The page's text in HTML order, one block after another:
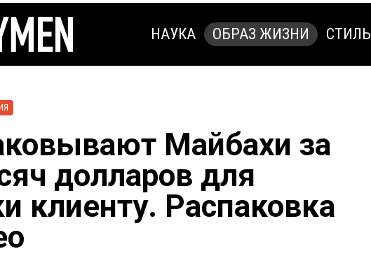
НАУКА ОБРАЗ ЖИЗНИ СТИЛЬ
Майбахи за
долларов для
клиенту. Распаковка